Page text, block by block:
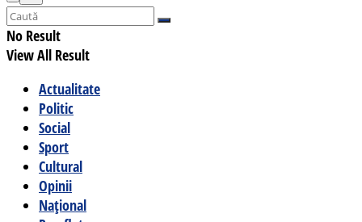
No Result
View All Result
Actualitate
Politic
Social
Sport
Cultural
Opinii
Național